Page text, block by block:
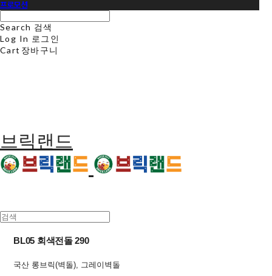
프로모션
Search 검색
Log In 로그인
Cart 장바구니
브릭랜드
BL05 회색전돌 290
국산 롱브릭(벽돌), 그레이벽돌